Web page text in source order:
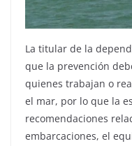
La titular de la
que la prevención
quienes trabajan o
el mar, por lo que la
recomendaciones
embarcaciones, el